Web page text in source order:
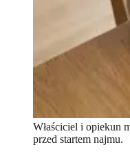
Właściciel i opiekun
przed startem najmu.